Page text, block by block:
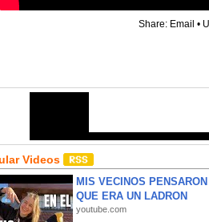
Share: Email •
Videos
MIS VECINOS PENSARON
QUE ERA UN LADRON
youtube.com